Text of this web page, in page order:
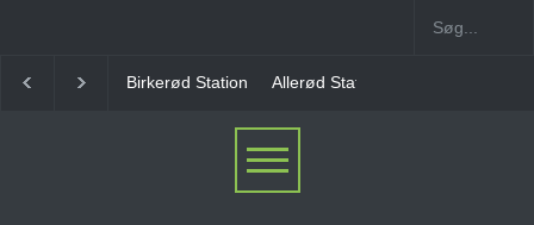
Station Allerød Station Favrholm Station